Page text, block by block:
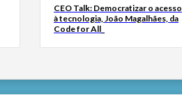
CEO Talk: Democratizar o acesso
à tecnologia, João Magalhães, da
Code for All_